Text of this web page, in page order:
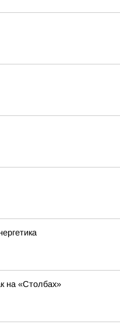
на «Столбах»